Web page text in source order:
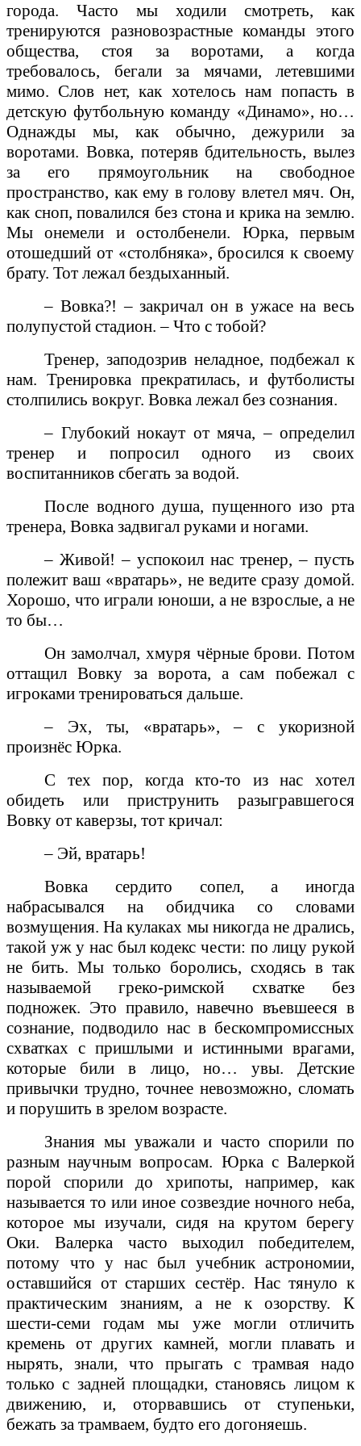
города. Часто мы ходили смотреть, как
тренируются разновозрастные команды этого
общества, стоя за воротами, а когда
требовалось, бегали за мячами, летевшими
мимо. Слов нет, как хотелось нам попасть в
детскую футбольную команду «Динамо», но…
Однажды мы, как обычно, дежурили за
воротами. Вовка, потеряв бдительность, вылез
за его прямоугольник на свободное
пространство, как ему в голову влетел мяч. Он,
как сноп, повалился без стона и крика на землю.
Мы онемели и остолбенели. Юрка, первым
отошедший от «столбняка», бросился к своему
брату. Тот лежал бездыханный.
– Вовка?! – закричал он в ужасе на весь
полупустой стадион. – Что с тобой?
Тренер, заподозрив неладное, подбежал к
нам. Тренировка прекратилась, и футболисты
столпились вокруг. Вовка лежал без сознания.
– Глубокий нокаут от мяча, – определил
тренер и попросил одного из своих
воспитанников сбегать за водой.
После водного душа, пущенного изо рта
тренера, Вовка задвигал руками и ногами.
– Живой! – успокоил нас тренер, – пусть
полежит ваш «вратарь», не ведите сразу домой.
Хорошо, что играли юноши, а не взрослые, а не
то бы…
Он замолчал, хмуря чёрные брови. Потом
оттащил Вовку за ворота, а сам побежал с
игроками тренироваться дальше.
– Эх, ты, «вратарь», – с укоризной
произнёс Юрка.
С тех пор, когда кто-то из нас хотел
обидеть или приструнить разыгравшегося
Вовку от каверзы, тот кричал:
– Эй, вратарь!
Вовка сердито сопел, а иногда
набрасывался на обидчика со словами
возмущения. На кулаках мы никогда не дрались,
такой уж у нас был кодекс чести: по лицу рукой
не бить. Мы только боролись, сходясь в так
называемой греко-римской схватке без
подножек. Это правило, навечно въевшееся в
сознание, подводило нас в бескомпромиссных
схватках с пришлыми и истинными врагами,
которые били в лицо, но… увы. Детские
привычки трудно, точнее невозможно, сломать
и порушить в зрелом возрасте.
Знания мы уважали и часто спорили по
разным научным вопросам. Юрка с Валеркой
порой спорили до хрипоты, например, как
называется то или иное созвездие ночного неба,
которое мы изучали, сидя на крутом берегу
Оки. Валерка часто выходил победителем,
потому что у нас был учебник астрономии,
оставшийся от старших сестёр. Нас тянуло к
практическим знаниям, а не к озорству. К
шести-семи годам мы уже могли отличить
кремень от других камней, могли плавать и
нырять, знали, что прыгать с трамвая надо
только с задней площадки, становясь лицом к
движению, и, оторвавшись от ступеньки,
бежать за трамваем, будто его догоняешь.